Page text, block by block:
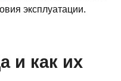
эксплуатации.
и как их